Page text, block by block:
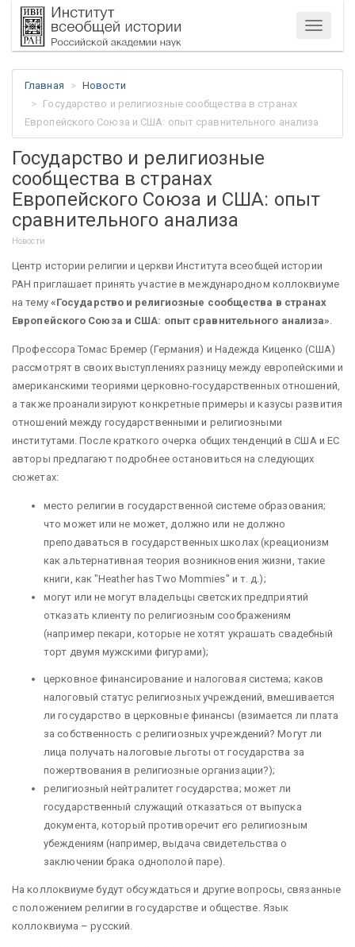
Меню
Главная
Новости
Государство и религиозные сообщества в странах
Европейского Союза и США: опыт сравнительного анализа
Государство и религиозные
сообщества в странах
Европейского Союза и США: опыт
сравнительного анализа
Новости
Центр истории религии и церкви Института всеобщей истории
РАН приглашает принять участие в международном коллоквиуме
на тему «Государство и религиозные сообщества в странах
Европейского Союза и США: опыт сравнительного анализа»
Профессора Томас Бремер (Германия) и Надежда Киценко (США)
рассмотрят в своих выступлениях разницу между европейскими и
американскими теориями церковно-государственных отношений,
а также проанализируют конкретные примеры и казусы развития
отношений между государственными и религиозными
институтами. После краткого очерка общих тенденций в США и ЕС
авторы предлагают подробнее остановиться на следующих
сюжетах:
место религии в государственной системе образования;
что может или не может, должно или не должно
преподаваться в государственных школах (креационизм
как альтернативная теория возникновения жизни, такие
книги, как "Heather has Two Mommies" и т. д.);
могут или не могут владельцы светских предприятий
отказать клиенту по религиозным соображениям
(например пекари, которые не хотят украшать свадебный
торт двумя мужскими фигурами);
церковное финансирование и налоговая система; каков
налоговый статус религиозных учреждений, вмешивается
ли государство в церковные финансы (взимается ли плата
за собственность с религиозных учреждений? Могут ли
лица получать налоговые льготы от государства за
пожертвования в религиозные организации?);
религиозный нейтралитет государства; может ли
государственный служащий отказаться от выпуска
документа, который противоречит его религиозным
убеждениям (например, выдача свидетельства о
заключении брака однополой паре).
На коллоквиуме будут обсуждаться и другие вопросы, связанные
с положением религии в государстве и обществе. Язык
коллоквиума – русский.